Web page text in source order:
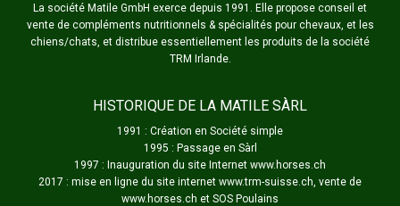
La société Matile GmbH exerce depuis 1991. Elle propose conseil et
vente de compléments nutritionnels & spécialités pour chevaux, et les
chiens/chats, et distribue essentiellement les produits de la société
TRM Irlande.
HISTORIQUE DE LA MATILE SÀRL
1991 : Création en Société simple
1995 : Passage en Sàrl
1997 : Inauguration du site Internet www.horses.ch
2017 : mise en ligne du site internet www.trm-suisse.ch, vente de
www.horses.ch et SOS Poulains